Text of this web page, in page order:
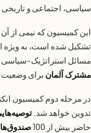
سیاسی، اجتماعی و تاریخی
این کمیسیون که نیمی از
تشکیل شده است، به ویژه
مسائل استراتژیک-
مشترک آلمان برای وضعیت
در مرحله دوم کمیسیون
تدوین خواهد شد.
حاضر بیش از 100